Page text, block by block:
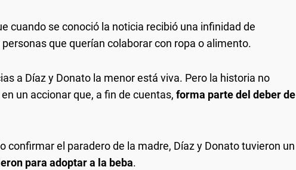
cuando se conoció la noticia recibió una infinidad de
personas que querían colaborar con ropa o alimento.
a Díaz y Donato la menor está viva. Pero la historia no
un accionar que, a fin de cuentas, forma parte del deber de
confirmar el paradero de la madre, Díaz y Donato tuvieron un
para adoptar a la beba.